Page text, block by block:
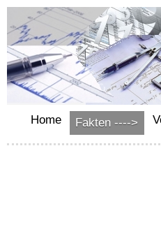
Home Fakten ---->